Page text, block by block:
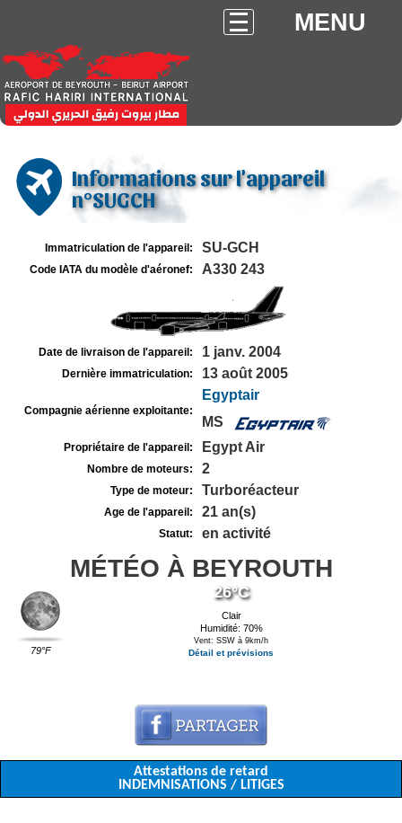
MENU
Informations sur l'appareil
n°SUGCH
Immatriculation de l'appareil: SU-GCH
Code IATA du modèle d'aéronef: A330 243
Date de livraison de l'appareil: 1 janv. 2004
Dernière immatriculation: 13 août 2005
Compagnie aérienne exploitante:
Egyptair
MS
Propriétaire de l'appareil: Egypt Air
Nombre de moteurs: 2
Type de moteur: Turboréacteur
Age de l'appareil: 21 an(s)
Statut: en activité
MÉTÉO À BEYROUTH
79°F
26°C
Clair
Humidité: 70%
Vent: SSW à 9km/h
Détail et prévisions
Attestations de retard
INDEMNISATIONS / LITIGES